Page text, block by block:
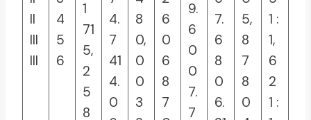
II
III
III
4
5
6
1
71
5,
2
5
8
4.
7
41
4.
0
8
0,
0
0
3
6
0
6
8
7
9.
6
0
0
7.
7
7.
6
8
0
6.
5,
8
7
8
0
1 :
1,
6
2
1 :